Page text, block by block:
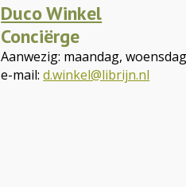
Duco Winkel
Conciërge
Aanwezig: maandag,
e-mail:d.winkel@librijn.nl